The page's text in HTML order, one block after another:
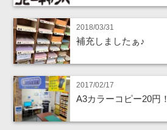
2018/03/31
補充しましたぁ♪
2017/02/17
A3カラーコピー20円！